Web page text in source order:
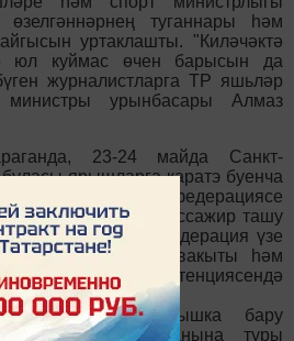
өзелгәннәрнең туганнары һәм
уртаклашты. "Киләчәктә
юл куймас өчен барысын да
журналистларга ТР яшьләр
урынбасары Алмаз
23-24 майда Санкт-
ярышларга каратэ буенча
ТР Каратэ федерациясе
бәйле рәвештә, пассажир ташу
дә федерация үзе
юлга чыгу вакыты һәм
2 оешма компетенциясендә
теге яки бу ярышка бару
календарь планына туры